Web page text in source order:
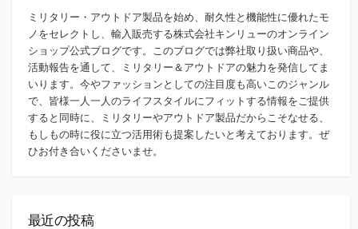
ミリタリー・アウトドア製品を始め、耐久性と機能性に優れたモ
ノをセレクトし、輸入販売する株式会社キンリューのオンライン
ショップ公式ブログです。このブログでは弊社取り扱い商品や、
活動報告を通して、ミリタリー＆アウトドアの魅力を発信してま
いります。今やファッションとしての注目度も高いこのジャンル
で、皆様一人一人のライフスタイルにフィットする情報をご提供
すると同時に、ミリタリーやアウトドア製品だからこそなせる、
もしもの時に役に立つ活用術も提案したいと考えております。ぜ
ひお付き合いくださいませ。
最近の投稿